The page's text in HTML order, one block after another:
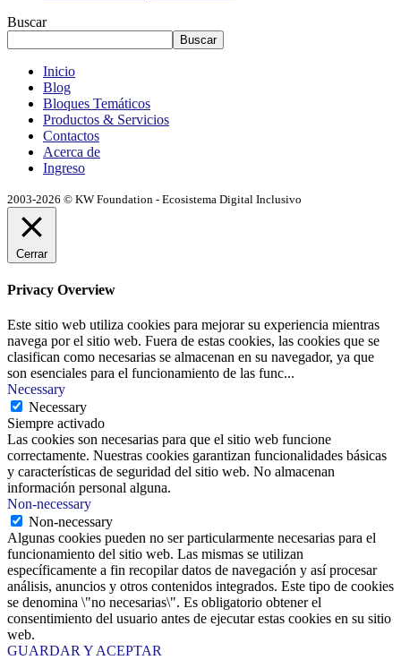
Buscar
Buscar
Inicio
Blog
Bloques Temáticos
Productos & Servicios
Contactos
Acerca de
Ingreso
2003-2026 © KW Foundation - Ecosistema Digital Inclusivo
Cerrar
Privacy Overview
Este sitio web utiliza cookies para mejorar su experiencia mientras
navega por el sitio web. Fuera de estas cookies, las cookies que se
clasifican como necesarias se almacenan en su navegador, ya que
son esenciales para el funcionamiento de las func...
Necessary
Necessary
Siempre activado
Las cookies son necesarias para que el sitio web funcione
correctamente. Nuestras cookies garantizan funcionalidades básicas
y características de seguridad del sitio web. No almacenan
información personal alguna.
Non-necessary
Non-necessary
Algunas cookies pueden no ser particularmente necesarias para el
funcionamiento del sitio web. Las mismas se utilizan
específicamente a fin recopilar datos de navegación y así procesar
análisis, anuncios y otros contenidos integrados. Este tipo de cookies
se denomina \"no necesarias\". Es obligatorio obtener el
consentimiento del usuario antes de ejecutar estas cookies en su sitio
web.
GUARDAR Y ACEPTAR